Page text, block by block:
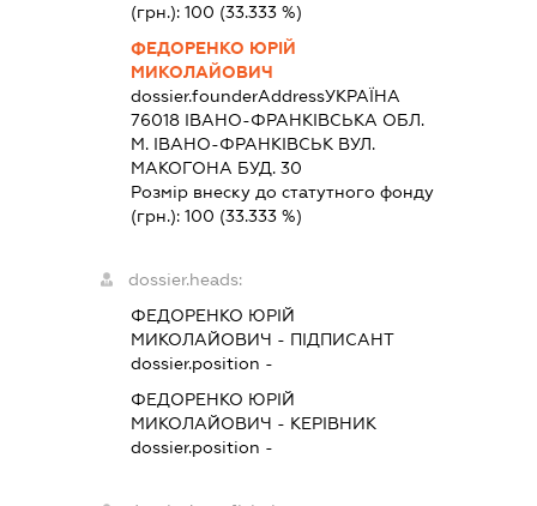
(грн.):100 (33.333 %)
ФЕДОРЕНКО ЮРІЙ
МИКОЛАЙОВИЧ
dossier.founderAddressУКРАЇНА
76018 IВАНО-ФРАНКIВСЬКА ОБЛ.
М. ІВАНО-ФРАНКІВСЬК ВУЛ.
МАКОГОНА БУД. 30
Розмір внеску до статутного фонду
(грн.):100 (33.333 %)
dossier.heads:
ФЕДОРЕНКО ЮРІЙ
МИКОЛАЙОВИЧ - ПІДПИСАНТ
dossier.position -
ФЕДОРЕНКО ЮРІЙ
МИКОЛАЙОВИЧ - КЕРІВНИК
dossier.position -